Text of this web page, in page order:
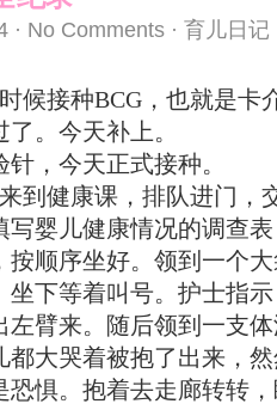
· No Comments · 育儿日记
候接种BCG，也就是卡
。今天补上。
，今天正式接种。
到健康课，排队进门，
写婴儿健康情况的调查
按顺序坐好。领到一个
坐下等着叫号。护士指
左臂来。随后领到一支
都大哭着被抱了出来，
恐惧。抱着去走廊转转